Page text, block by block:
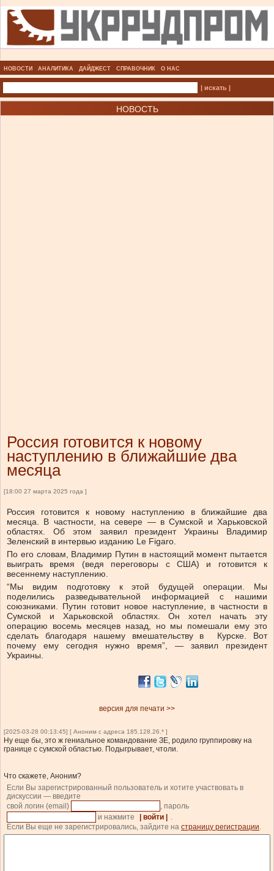
НОВОСТИ АНАЛИТИКА ДАЙДЖЕСТ СПРАВОЧНИК О НАС
| искать |
НОВОСТЬ
Россия готовится к новому
наступлению в ближайшие два
месяца
[18:00 27 марта 2025 года ]
Россия готовится к новому наступлению в ближайшие два
месяца. В частности, на севере — в Сумской и Харьковской
областях. Об этом заявил президент Украины Владимир
Зеленский в интервью изданию Le Figaro.
По его словам, Владимир Путин в настоящий момент пытается
выиграть время (ведя переговоры с США) и готовится к
весеннему наступлению.
“Мы видим подготовку к этой будущей операции. Мы
поделились разведывательной информацией с нашими
союзниками. Путин готовит новое наступление, в частности в
Сумской и Харьковской областях. Он хотел начать эту
операцию восемь месяцев назад, но мы помешали ему это
сделать благодаря нашему вмешательству в Курске. Вот
почему ему сегодня нужно время”, — заявил президент
Украины.
версия для печати >>
[2025-03-28 00:13:45] [ Аноним с адреса 185.128.26.* ]
Ну еще бы, это ж гениальное командование ЗЕ, родило группировку на
границе с сумской областью. Подыгрывает, чтоли.
Что скажете, Аноним?
Если Вы зарегистрированный пользователь и хотите участвовать в
дискуссии — введите
свой логин (email)
, пароль
и нажмите
| войти |
.
Если Вы еще не зарегистрировались, зайдите на страницу регистрации.